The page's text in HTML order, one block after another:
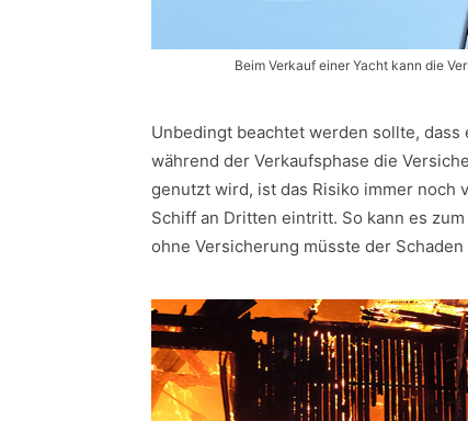
Beim Verkauf einer Yacht kann die
Unbedingt beachtet werden sollte, dass
während der Verkaufsphase die
genutzt wird, ist das Risiko immer noch
Schiff an Dritten eintritt. So kann es
ohne Versicherung müsste der